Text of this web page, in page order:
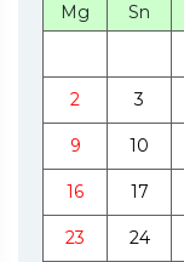
Mg Sn
2 3
9 10
16 17
23 24